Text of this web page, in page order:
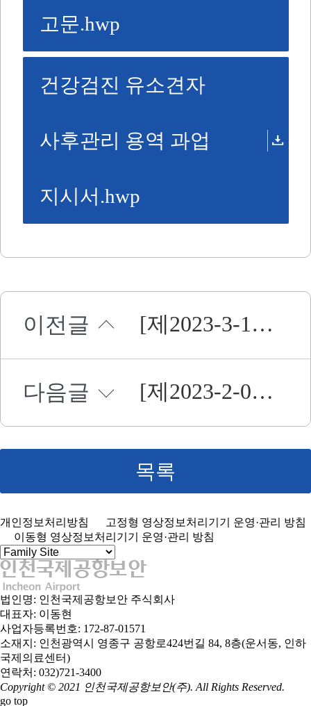
고문.hwp
건강검진 유소견자
사후관리 용역 과업
지시서.hwp
이전글 [제2023-3-11호] 2023년 옥외근무지 방한화 제작 구매 입찰 공고
다음글 [제2023-2-09호] 2023년 환경친화적 화물차 리스 재공고
목록
개인정보처리방침
고정형 영상정보처리기기 운영·관리 방침
이동형 영상정보처리기기 운영·관리 방침
법인명: 인천국제공항보안 주식회사
대표자: 이동현
사업자등록번호: 172-87-01571
소재지: 인천광역시 영종구 공항로424번길 84, 8층(운서동, 인하
국제의료센터)
연락처: 032)721-3400
Copyright © 2021 인천국제공항보안(주). All Rights Reserved.
go top